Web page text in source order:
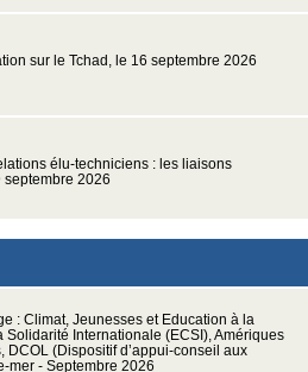
sur le Tchad, le 16 septembre 2026
élu-techniciens : les liaisons
septembre 2026
: Climat, Jeunesses et Education à la
Solidarité Internationale (ECSI), Amériques
DCOL (Dispositif d’appui-conseil aux
mer - Septembre 2026